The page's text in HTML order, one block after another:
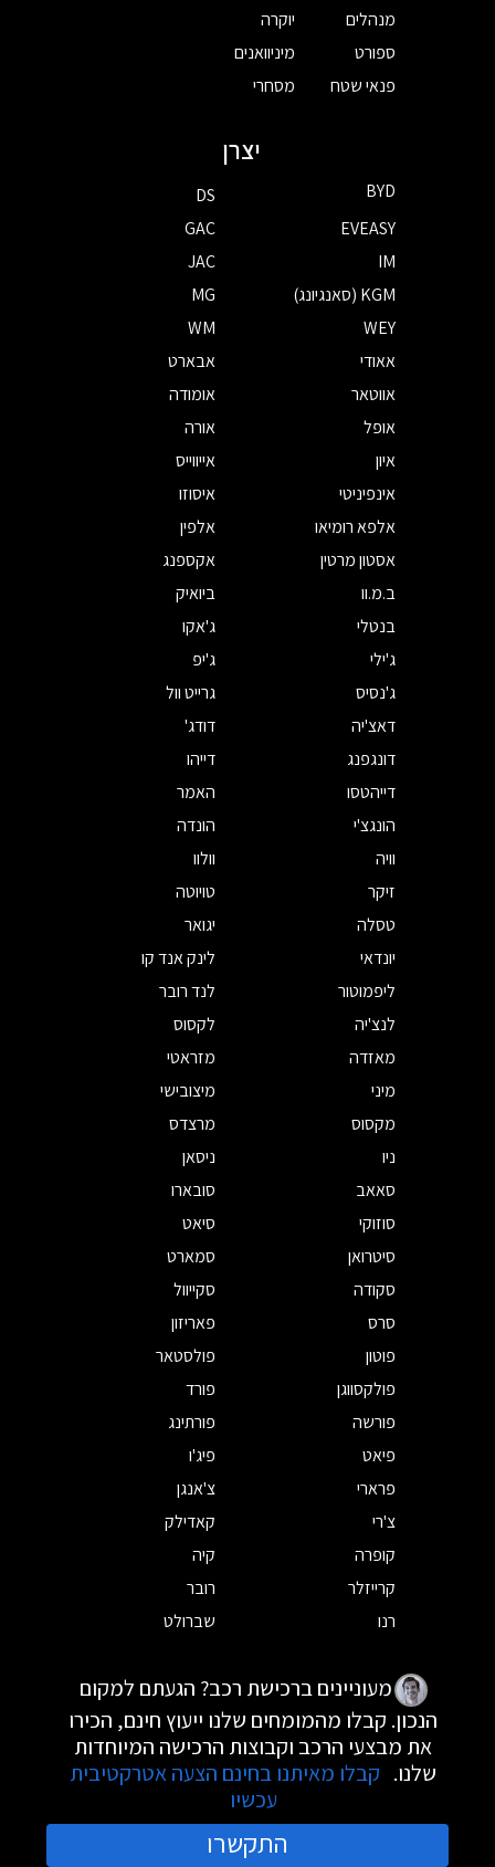
מנהלים
ספורט
פנאי שטח
יוקרה
מיניוואנים
מסחרי
יצרן
BYD
DS
EVEASY
GAC
IM
JAC
KGM (סאנגיונג)
MG
WEY
WM
אאודי
אבארט
אווטאר
אומודה
אופל
אורה
איון
אייווייס
אינפיניטי
איסוזו
אלפא רומיאו
אלפין
אסטון מרטין
אקספנג
ב.מ.וו
ביואיק
בנטלי
ג'אקו
ג'ילי
ג'יפ
ג'נסיס
גרייט וול
דאצ'יה
דודג'
דונגפנג
דייהו
דייהטסו
האמר
הונגצ'י
הונדה
וויה
וולוו
זיקר
טויוטה
טסלה
יגואר
יונדאי
לינק אנד קו
ליפמוטור
לנד רובר
לנצ'יה
לקסוס
מאזדה
מזראטי
מיני
מיצובישי
מקסוס
מרצדס
ניו
ניסאן
סאאב
סובארו
סוזוקי
סיאט
סיטרואן
סמארט
סקודה
סקייוול
סרס
פאריזון
פוטון
פולסטאר
פולקסווגן
פורד
פורשה
פורתינג
פיאט
פיג'ו
פרארי
צ'אנגן
צ'רי
קאדילק
קופרה
קיה
קרייזלר
רובר
רנו
שברולט
מעוניינים ברכישת רכב? הגעתם למקום
הנכון. קבלו מהמומחים שלנו ייעוץ חינם, הכירו
את מבצעי הרכב וקבוצות הרכישה המיוחדות
שלנו. קבלו מאיתנו בחינם הצעה אטרקטיבית
עכשיו
התקשרו